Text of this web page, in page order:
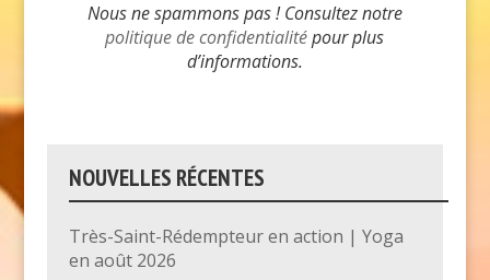
Nous ne spammons pas ! Consultez notre
politique de confidentialitépour plus
d’informations.
NOUVELLES RÉCENTES
Très-Saint-Rédempteur en action | Yoga
en août 2026